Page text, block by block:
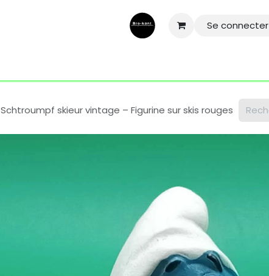
Se connecter
Schtroumpf skieur vintage – Figurine sur skis rouges